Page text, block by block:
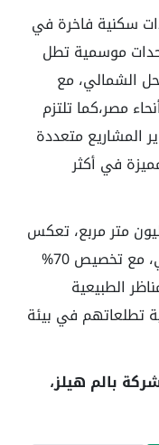
سكنية فاخرة في
موسمية تطل
الشمالي، مع
أنحاء مصر،كما تلتزم
المشاريع متعددة
في أكثر
الشركة مساحة 30 مليون متر مربع، تعكس
الإبداع والتميز في التصميم المعماري، مع تخصيص 70%
الطبيعية
تطلعاتهم في بيئة
بالم هيلز،